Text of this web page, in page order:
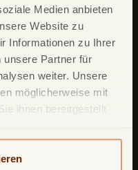
Medien anbieten
Website zu
Informationen zu Ihrer
unsere Partner für
weiter. Unsere
möglicherweise mit
ihnen bereitgestellt
Informationen